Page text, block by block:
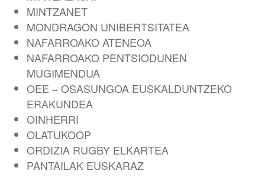
MINTZANET
MONDRAGON UNIBERTSITATEA
NAFARROAKO ATENEOA
NAFARROAKO PENTSIODUNEN
MUGIMENDUA
OEE – OSASUNGOA EUSKALDUNTZEKO
ERAKUNDEA
OINHERRI
OLATUKOOP
ORDIZIA RUGBY ELKARTEA
PANTAILAK EUSKARAZ